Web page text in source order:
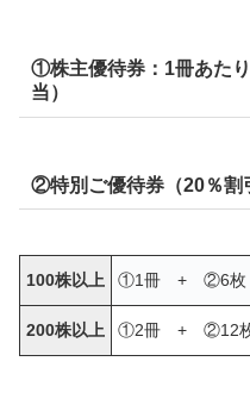
①株主優待券：1冊あた
当）
②特別ご優待券（20％割
100株以上 ①1冊 + ②6枚
200株以上 ①2冊 + ②12